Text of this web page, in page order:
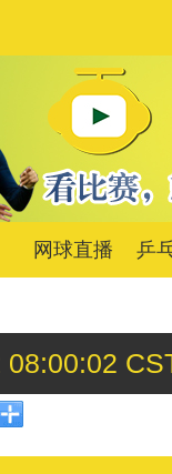
网球直播 乒
08:00:02